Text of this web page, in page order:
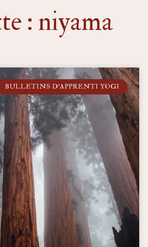
: niyama
BULLETINS D'APPRENTI YOGI